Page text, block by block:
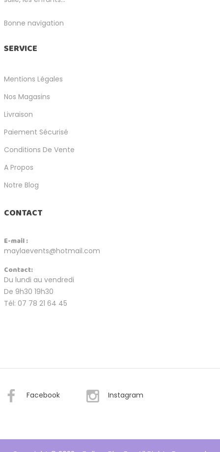
Bonne navigation
SERVICE
Mentions Légales
Nos Magasins
Livraison
Paiement Sécurisé
Conditions De Vente
A Propos
Notre Blog
CONTACT
E-mail :
maylaevents@hotmail.com
Contact:
Du lundi au vendredi
De 9h30 19h30
Tél: 07 78 21 64 45
Facebook Instagram